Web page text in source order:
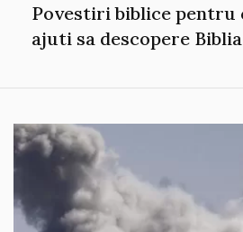
Povestiri biblice pentru
ajuti sa descopere